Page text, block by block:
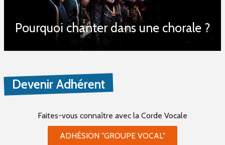
Pourquoi chanter dans une chorale ?
Devenir Adhérent
Faites-vous connaître avec la Corde Vocale
ADHÉSION "GROUPE VOCAL"